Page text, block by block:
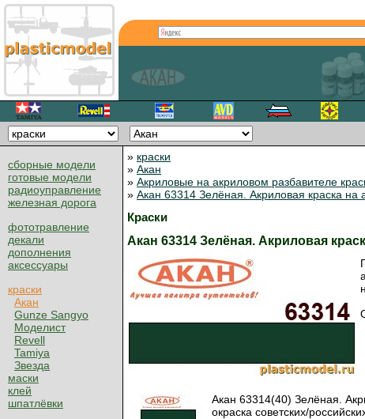
сборные модели
готовые модели
радиоуправление
железная дорога
фототравление
декали
дополнения
аксессуары
краски
Акан
Gunze Sangyo
Моделист
Revell
Tamiya
Звезда
маски
клей
шпатлёвки
» краски
» Акан
» Акриловые на акриловом разбавителе
» Акан 63314 Зелёная. Акриловая краска на
Краски
Акан 63314 Зелёная. Акриловая
Акан 63314(40) Зелёная.
окраска советских/